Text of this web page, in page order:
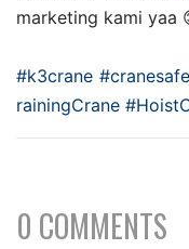
marketing kami yaa
#k3crane
rainingCrane
0 COMMENTS